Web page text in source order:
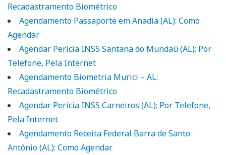
Recadastramento Biométrico
Agendamento Passaporte em Anadia (AL): Como
Agendar
Agendar Perícia INSS Santana do Mundaú (AL): Por
Telefone, Pela Internet
Agendamento Biometria Murici – AL:
Recadastramento Biométrico
Agendar Perícia INSS Carneiros (AL): Por Telefone,
Pela Internet
Agendamento Receita Federal Barra de Santo
Antônio (AL): Como Agendar